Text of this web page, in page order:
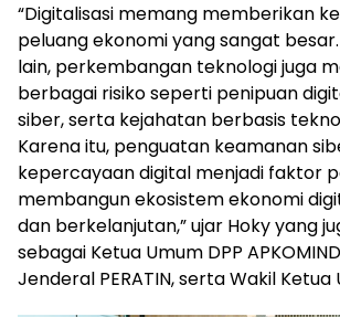
“Digitalisasi memang memberikan
peluang ekonomi yang sangat besar.
lain, perkembangan teknologi juga
berbagai risiko seperti penipuan
siber, serta kejahatan berbasis
Karena itu, penguatan keamanan
kepercayaan digital menjadi faktor
membangun ekosistem ekonomi
dan berkelanjutan,” ujar Hoky yang
sebagai Ketua Umum DPP
Jenderal PERATIN, serta Wakil Ketua